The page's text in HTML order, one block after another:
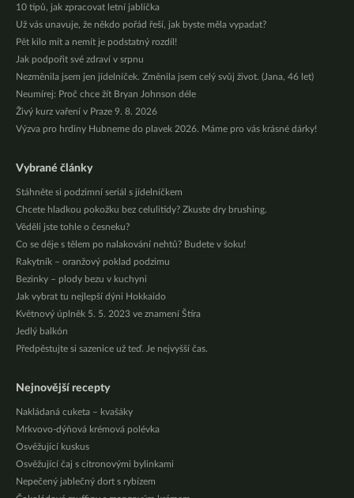
10 tipů, jak zpracovat letní jablíčka
Už vás unavuje, že někdo pořád řeší, jak byste měla vypadat?
Pět kilo mít a nemít je podstatný rozdíl!
Jak podpořit své zdraví v srpnu
Nezměnila jsem jen jídelníček. Změnila jsem celý svůj život. (Jana, 46 let)
Neumírej: Proč chce žít Bryan Johnson déle
Živý kurz vaření v Praze 9. 8. 2026
Výzva pro hrdiny Hubneme do plavek 2026. Máme pro vás krásné dárky!
Vybrané články
Stáhněte si podzimní seriál s jídelníčkem
Chcete hladkou pokožku bez celulitidy? Zkuste dry brushing.
Věděli jste tohle o česneku?
Co se děje s tělem po nalakování nehtů? Budete v šoku!
Rakytník – oranžový poklad podzimu
Bezinky – plody bezu v kuchyni
Jak vybrat tu nejlepší dýni Hokkaido
Květnový úplněk 5. 5. 2023 ve znamení Štíra
Jedlý balkón
Předpěstujte si sazenice už teď. Je nejvyšší čas.
Nejnovější recepty
Nakládaná cuketa – kvašáky
Mrkvovo-dýňová krémová polévka
Osvěžující kuskus
Osvěžující čaj s citronovými bylinkami
Nepečený jablečný dort s rybízem